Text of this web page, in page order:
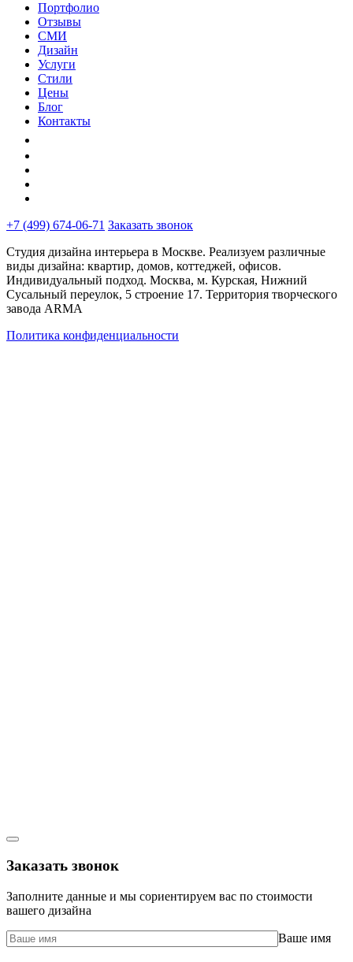
Портфолио
Отзывы
СМИ
Дизайн
Услуги
Стили
Цены
Блог
Контакты
+7 (499) 674-06-71 Заказать звонок
Студия дизайна интерьера в Москве. Реализуем различные
виды дизайна: квартир, домов, коттеджей, офисов.
Индивидуальный подход. Москва, м. Курская, Нижний
Сусальный переулок, 5 строение 17. Территория творческого
завода ARMA
Политика конфиденциальности
Заказать звонок
Заполните данные и мы сориентируем вас по стоимости
вашего дизайна
Ваше имя